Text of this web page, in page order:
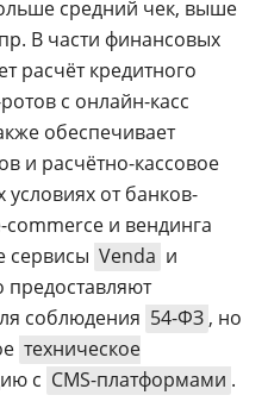
средний чек, выше
В части финансовых
расчёт кредитного
с онлайн-касс
обеспечивает
и расчётно-кассовое
от банков-
commerce и вендинга
сервисы Venda и
предоставляют
соблюдения 54-ФЗ , но
техническое
с CMS-платформами .